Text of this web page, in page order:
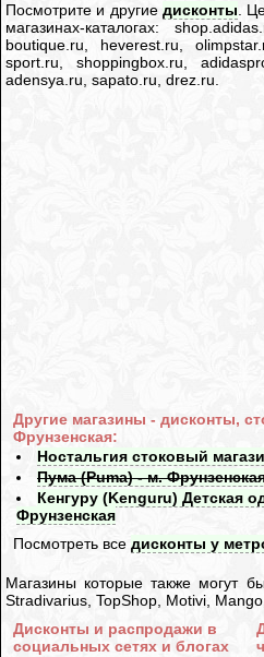
Посмотрите и другие дисконты.
магазинах-каталогах:
boutique.ru, heverest.ru,
sport.ru, shoppingbox.ru,
adensya.ru, sapato.ru, drez.ru.
Другие магазины - дисконты,
Фрунзенская:
Ностальгия стоковый
Пума (Puma) - м.
Кенгуру (Kenguru) Детская
Фрунзенская
Посмотреть вседисконты у
Магазины которые также могут
Stradivarius, TopShop, Motivi,
Дисконты и распродажи в
социальных сетях и блогах